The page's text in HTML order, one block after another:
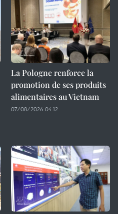
La Pologne renforce la
promotion de ses produits
alimentaires au Vietnam
07/08/2026 04:12